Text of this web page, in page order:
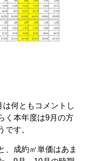
何ともコメントし
く本年度は9月の方
です。
、成約㎡単価はあま